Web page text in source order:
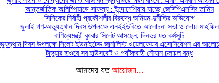
আন্তর্জাতিক অলিম্পিয়াডে সাফল্য : ইন্দোনেশিয়ায় যাচ্ছে জেসিপিএসসির তামিম
সিসিকের নির্বাহী প্রকৌশলীর বিরুদ্ধে অনিয়ম-দুর্নীতির অভিযোগ
জুলাই গণ-অভ্যুত্থান দিবস উপলক্ষে এনইইউবিতে আলোচনা সভা ও দোয়া মাহফিল
বাণিজ্যমন্ত্রী বুধবার সিলেট আসছেন, দিনভর যত কর্মসূচি
দিবস উপলক্ষে সিলেট ইউনাইটেড জার্নালিস্ট ওয়েলফেয়ার এসোসিয়েশন এর
টাঙ্গুয়ার হাওরে সব হাউসবোট ও পর্যটকবাহী নৌযান চলাচল বন্ধ
আমাদের যত আয়োজন...